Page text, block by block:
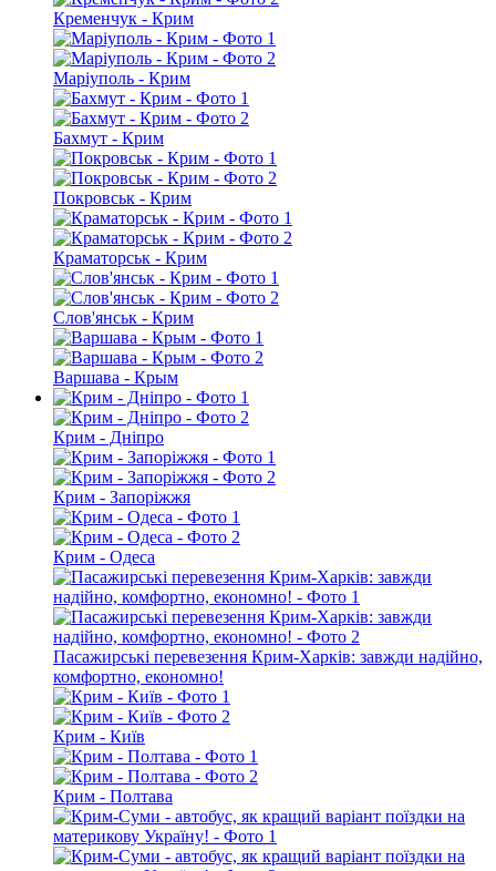
Кременчук - Крим
Маріуполь - Крим
Бахмут - Крим
Покровськ - Крим
Краматорськ - Крим
Слов'янськ - Крим
Варшава - Крым
Крим - Дніпро
Крим - Запоріжжя
Крим - Одеса
Пасажирські перевезення Крим-Харків: завжди надійно,
комфортно, економно!
Крим - Київ
Крим - Полтава